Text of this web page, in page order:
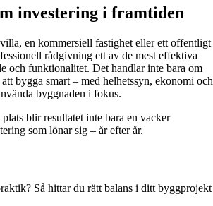
investering i framtiden
en kommersiell fastighet eller ett offentligt
rådgivning ett av de mest effektiva
och funktionalitet. Det handlar inte bara om
bygga smart – med helhetssyn, ekonomi och
byggnaden i fokus.
blir resultatet inte bara en vacker
som lönar sig – år efter år.
Så hittar du rätt balans i ditt byggprojekt